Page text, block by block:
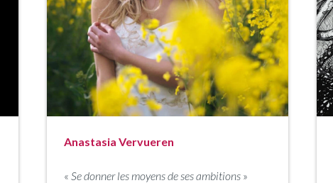
Anastasia Vervueren
« Se donner les moyens de ses ambitions »